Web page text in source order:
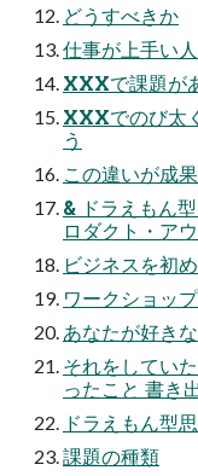
どうすべきか
仕事が上手い
XXXで課題が
XXXでのび太
う
この違いが成
& ドラえもん
ロダクト・ア
ビジネスを初
ワークショッ
あなたが好き
それをしてい
ったこと 書き
ドラえもん型
課題の種類